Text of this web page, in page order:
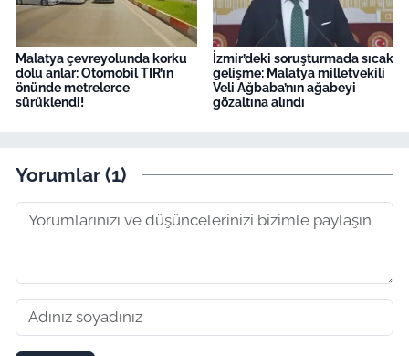
Malatya çevreyolunda korku
dolu anlar: Otomobil TIR’ın
önünde metrelerce
sürüklendi!
İzmir’deki soruşturmada sıcak
gelişme: Malatya milletvekili
Veli Ağbaba’nın ağabeyi
gözaltına alındı
Yorumlar (1)